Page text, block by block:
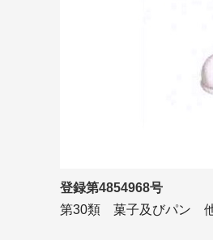
登録第4854968号
第30類 菓子及びパン